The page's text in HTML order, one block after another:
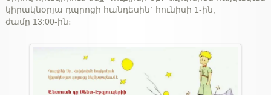
slideshow-school6
Armenian Genocide Vigil, April 2012
Armenian Genocide Remembrance, Apr 2014
School year final show, May 2014
Armenian Genocide Exhibition in Cork, Nov. 2015
Unveiling Genocide Memorial Khachkar in Dublin,
Ireland, 5 Dec 2015
կիրակնօրյա դպրոցի հանդեսին` հունիսի 1-ին,
ժամը 13:00-ին։